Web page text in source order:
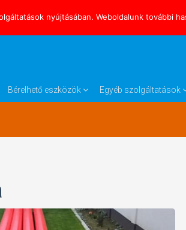
Bérelhető eszközök Egyéb szolgáltatások
nyújtásában. Weboldalunk további